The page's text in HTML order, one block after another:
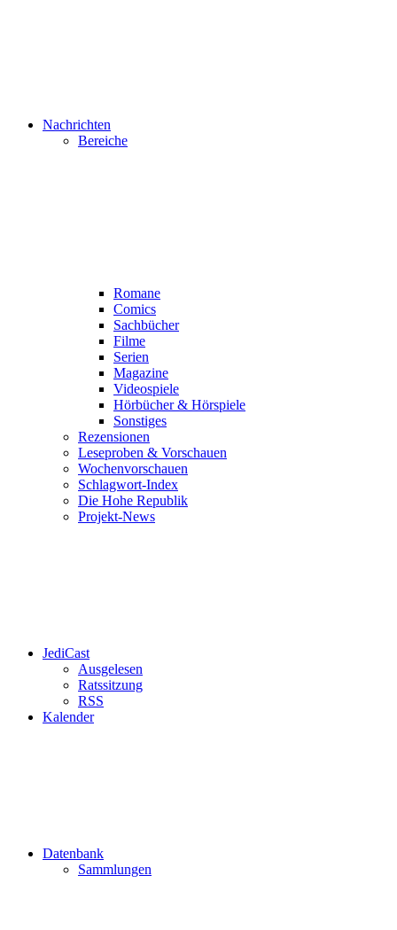
Nachrichten
Bereiche
Romane
Comics
Sachbücher
Filme
Serien
Magazine
Videospiele
Hörbücher & Hörspiele
Sonstiges
Rezensionen
Leseproben & Vorschauen
Wochenvorschauen
Schlagwort-Index
Die Hohe Republik
Projekt-News
JediCast
Ausgelesen
Ratssitzung
RSS
Kalender
Datenbank
Sammlungen